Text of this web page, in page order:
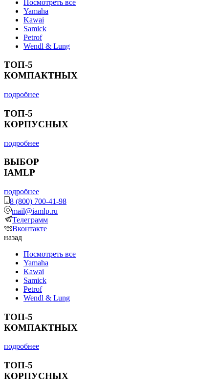
Посмотреть все
Yamaha
Kawai
Samick
Petrof
Wendl & Lung
ТОП-5
КОМПАКТНЫХ
подробнее
ТОП-5
КОРПУСНЫХ
подробнее
ВЫБОР
IAMLP
подробнее
8 (800) 700-41-98
mail@iamlp.ru
Телеграмм
Вконтакте
назад
Посмотреть все
Yamaha
Kawai
Samick
Petrof
Wendl & Lung
ТОП-5
КОМПАКТНЫХ
подробнее
ТОП-5
КОРПУСНЫХ